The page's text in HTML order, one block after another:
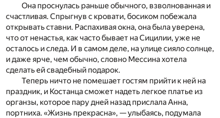
Она проснулась раньше обычного, взволнованная и
счастливая. Спрыгнув с кровати, босиком побежала
открывать ставни. Распахивая окна, она была уверена,
что от ненастья, как часто бывает на Сицилии, уже не
осталось и следа. И в самом деле, на улице сияло солнце,
и даже ярче, чем обычно, словно Мессина хотела
сделать ей свадебный подарок.
Теперь ничто не помешает гостям прийти к ней на
праздник, и Костанца сможет надеть легкое платье из
органзы, которое пару дней назад прислала Анна,
портниха. «Жизнь прекрасна», — улыбаясь, подумала